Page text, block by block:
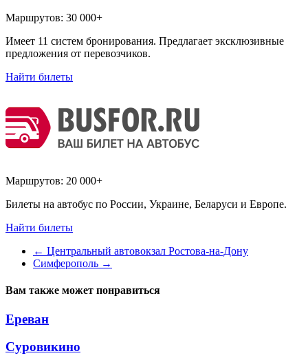
Маршрутов: 30 000+
Имеет 11 систем бронирования. Предлагает эксклюзивные
предложения от перевозчиков.
Найти билеты
Маршрутов: 20 000+
Билеты на автобус по России, Украине, Беларуси и Европе.
Найти билеты
← Центральный автовокзал Ростова-на-Дону
Симферополь →
Вам также может понравиться
Ереван
Суровикино